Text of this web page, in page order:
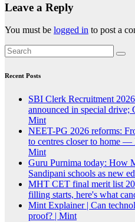
Leave a Reply
You must be logged in to post a
Recent Posts
SBI Clerk Recruitment
announced in special
Mint
NEET-PG 2026 reforms:
to centres closer to home —
Mint
Guru Purnima today: How
Sandipani schools as new
MHT CET final merit list
filling starts, here's what
Mint Explainer | Can
proof? | Mint